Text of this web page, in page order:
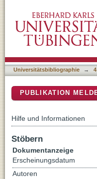
soft tissue
Universitätsbibliographie →
PUBLIKATION
Hilfe und Informationen
Stöbern
Dokumentanzeige
Erscheinungsdatum
Autoren